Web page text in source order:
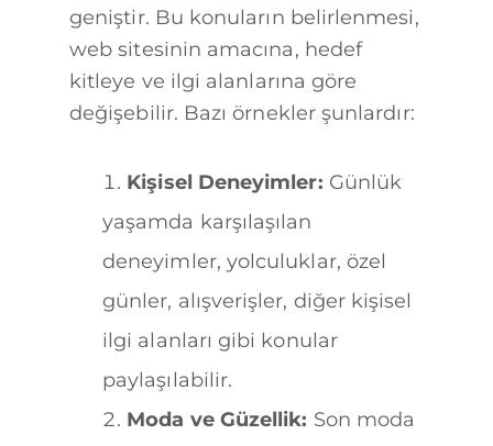
geniştir. Bu konuların belirlenmesi,
web sitesinin amacına, hedef
kitleye ve ilgi alanlarına göre
değişebilir. Bazı örnekler şunlardır:
Kişisel Deneyimler: Günlük
yaşamda karşılaşılan
deneyimler, yolculuklar, özel
günler, alışverişler, diğer kişisel
ilgi alanları gibi konular
paylaşılabilir.
Moda ve Güzellik: Son moda